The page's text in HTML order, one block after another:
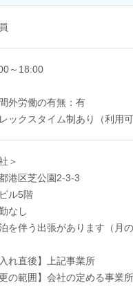
～18:00
外労働の有無：有
ックスタイム制あり（利用可
＞
港区芝公園2-3-3
ル5階
なし
を伴う出張があります（月の
れ直後】上記事業所
の範囲】会社の定める事業所